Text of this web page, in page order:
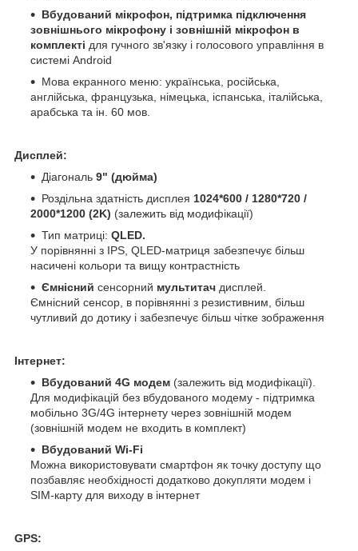
Вбудований мікрофон, підтримка підключення
зовнішнього мікрофону і зовнішній мікрофон в
комплекті для гучного зв'язку і голосового управління в
системі Android
Мова екранного меню: українська, російська,
англійська, французька, німецька, іспанська, італійська,
арабська та ін. 60 мов.
Дисплей:
Діагональ 9" (дюйма)
Роздільна здатність дисплея 1024*600 / 1280*720 /
2000*1200 (2K) (залежить від модифікації)
Тип матриці: QLED.
У порівнянні з IPS, QLED-матриця забезпечує більш
насичені кольори та вищу контрастність
Ємнісний сенсорний мультитач дисплей.
Ємнісний сенсор, в порівнянні з резистивним, більш
чутливий до дотику і забезпечує більш чітке зображення
Інтернет:
Вбудований 4G модем (залежить від модифікації).
Для модифікацій без вбудованого модему - підтримка
мобільно 3G/4G інтернету через зовнішній модем
(зовнішній модем не входить в комплект)
Вбудований Wi-Fi
Можна використовувати смартфон як точку доступу що
позбавляє необхідності додатково докупляти модем і
SIM-карту для виходу в інтернет
GPS: